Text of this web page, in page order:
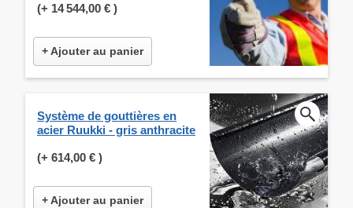
(+ 14 544,00 € )
+ Ajouter au panier
Système de gouttières en
acier Ruukki - gris anthracite
(+ 614,00 € )
+ Ajouter au panier